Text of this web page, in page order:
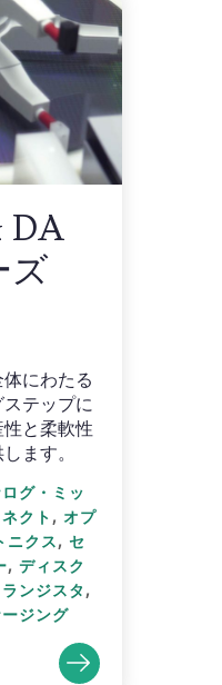
DA
ズ
にわたる
テップに
と柔軟性
ます。
グ・ミッ
クト , オプ
ニクス, セ
, ディスク
ランジスタ ,
ジング